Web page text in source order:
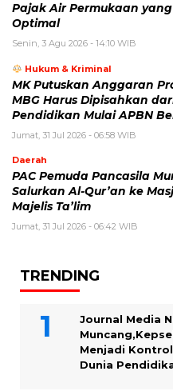
Pajak Air Permukaan
Optimal
Senin, 3 Agu 2026 - 14:10 WIB
Hukum & Kriminal
MK Putuskan Anggaran
MBG Harus Dipisahkan
Pendidikan Mulai APBN
Jumat, 31 Jul 2026 - 06:58 WIB
Daerah
PAC Pemuda Pancasila
Salurkan Al-Qur’an ke
Majelis Ta’lim
Jumat, 31 Jul 2026 - 06:42 WIB
TRENDING
Journal Media
Menjadi
Dunia